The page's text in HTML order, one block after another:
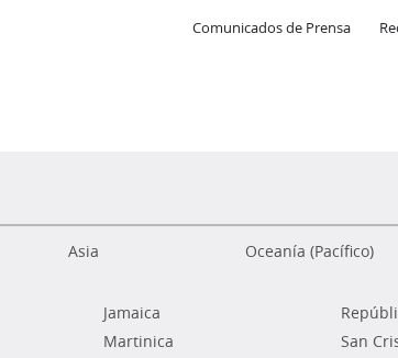
Comunicados de Prensa
Asia Oceanía (Pacífico)
Jamaica
Martinica
San